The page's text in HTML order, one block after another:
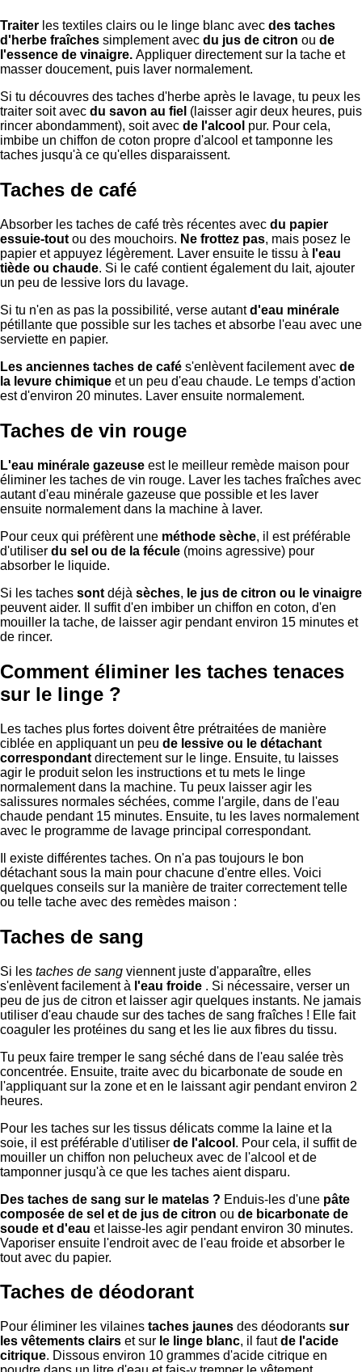
Traiter les textiles clairs ou le linge blanc avec des taches
d'herbe fraîches simplement avec du jus de citron ou de
l'essence de vinaigre. Appliquer directement sur la tache et
masser doucement, puis laver normalement.
Si tu découvres des taches d'herbe après le lavage, tu peux les
traiter soit avec du savon au fiel (laisser agir deux heures, puis
rincer abondamment), soit avec de l'alcool pur. Pour cela,
imbibe un chiffon de coton propre d'alcool et tamponne les
taches jusqu'à ce qu'elles disparaissent.
Taches de café
Absorber les taches de café très récentes avec du papier
essuie-tout ou des mouchoirs. Ne frottez pas, mais posez le
papier et appuyez légèrement. Laver ensuite le tissu à l'eau
tiède ou chaude. Si le café contient également du lait, ajouter
un peu de lessive lors du lavage.
Si tu n'en as pas la possibilité, verse autantd'eau minérale
pétillante que possible sur les taches et absorbe l'eau avec une
serviette en papier.
Les anciennes taches de café s'enlèvent facilement avec de
la levure chimique et un peu d'eau chaude. Le temps d'action
est d'environ 20 minutes. Laver ensuite normalement.
Taches de vin rouge
L'eau minérale gazeuse est le meilleur remède maison pour
éliminer les taches de vin rouge. Laver les taches fraîches avec
autant d'eau minérale gazeuse que possible et les laver
ensuite normalement dans la machine à laver.
Pour ceux qui préfèrent une méthode sèche, il est préférable
d'utiliser du sel ou de la fécule (moins agressive) pour
absorber le liquide.
Si les taches sont déjà sèches, le jus de citron ou le vinaigre
peuvent aider. Il suffit d'en imbiber un chiffon en coton, d'en
mouiller la tache, de laisser agir pendant environ 15 minutes et
de rincer.
Comment éliminer les taches tenaces
sur le linge ?
Les taches plus fortes doivent être prétraitées de manière
ciblée en appliquant un peu de lessive ou le détachant
correspondant directement sur le linge. Ensuite, tu laisses
agir le produit selon les instructions et tu mets le linge
normalement dans la machine. Tu peux laisser agir les
salissures normales séchées, comme l'argile, dans de l'eau
chaude pendant 15 minutes. Ensuite, tu les laves normalement
avec le programme de lavage principal correspondant.
Il existe différentes taches. On n'a pas toujours le bon
détachant sous la main pour chacune d'entre elles. Voici
quelques conseils sur la manière de traiter correctement telle
ou telle tache avec des remèdes maison :
Taches de sang
Si les taches de sang viennent juste d'apparaître, elles
s'enlèvent facilement à l'eau froide . Si nécessaire, verser un
peu de jus de citron et laisser agir quelques instants. Ne jamais
utiliser d'eau chaude sur des taches de sang fraîches ! Elle fait
coaguler les protéines du sang et les lie aux fibres du tissu.
Tu peux faire tremper le sang séché dans de l'eau salée très
concentrée. Ensuite, traite avec du bicarbonate de soude en
l'appliquant sur la zone et en le laissant agir pendant environ 2
heures.
Pour les taches sur les tissus délicats comme la laine et la
soie, il est préférable d'utiliser de l'alcool . Pour cela, il suffit de
mouiller un chiffon non pelucheux avec de l'alcool et de
tamponner jusqu'à ce que les taches aient disparu.
Des taches de sang sur le matelas ? Enduis-les d'une pâte
composée de sel et de jus de citron ou de bicarbonate de
soude et d'eau et laisse-les agir pendant environ 30 minutes.
Vaporiser ensuite l'endroit avec de l'eau froide et absorber le
tout avec du papier.
Taches de déodorant
Pour éliminer les vilaines taches jaunes des déodorants sur
les vêtements clairs et sur le linge blanc, il fautde l'acide
citrique. Dissous environ 10 grammes d'acide citrique en